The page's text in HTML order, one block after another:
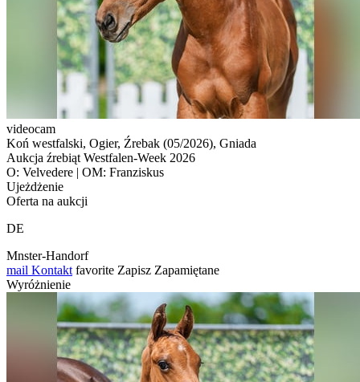
videocam
Koń westfalski, Ogier, Źrebak (05/2026), Gniada
Aukcja źrebiąt Westfalen-Week 2026
O: Velvedere | OM: Franziskus
Ujeżdżenie
Oferta na aukcji
DE
Mnster-Handorf
mail Kontakt favorite Zapisz Zapamiętane
Wyróżnienie